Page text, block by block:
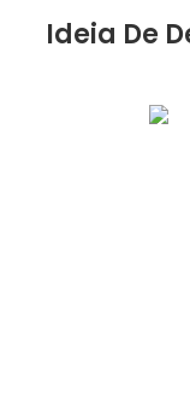
Ideia De